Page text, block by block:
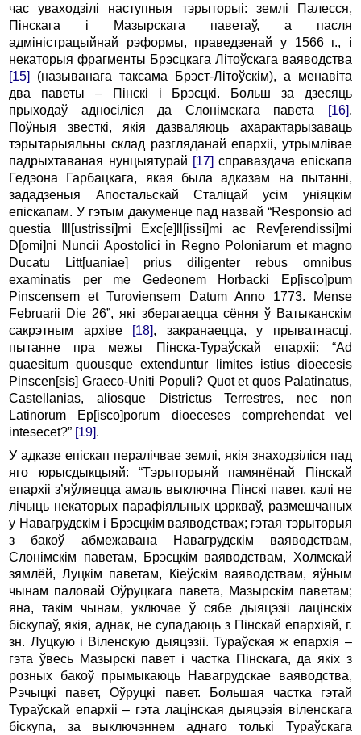
час уваходзілі наступныя тэрыторыі: землі Палесся,
Пінскага і Мазырскага паветаў, а пасля
адміністрацыйнай рэформы, праведзенай у 1566 г., і
некаторыя фрагменты Брэсцкага Літоўскага ваяводства
[15]
(называнага таксама Брэст-Літоўскім), а менавіта
два паветы – Пінскі і Брэсцкі. Больш за дзесяць
прыходаў адносіліся да Слонімскага павета
[16].
Поўныя звесткі, якія дазваляюць ахарактарызаваць
тэрытарыяльны склад разгляданай епархіі, утрымлівае
падрыхтаваная нунцыятурай [17] справаздача епіскапа
Гедэона Гарбацкага, якая была адказам на пытанні,
зададзеныя Апостальскай Сталіцай усім уніяцкім
епіскапам. У гэтым дакуменце пад назвай “Responsio ad
questia Ill[ustrissi]mi Exc[e]ll[issi]mi ac Rev[erendissi]mi
D[omi]ni Nuncii Apostolici in Regno Poloniarum et magno
Ducatu Litt[uaniae] prius diligenter rebus omnibus
examinatis per me Gedeonem Horbacki Ep[isco]pum
Pinscensem et Turoviensem Datum Anno 1773. Mense
Februarii Die 26”, які зберагаецца сёння ў Ватыканскім
сакрэтным архіве
[18], закранаецца, у прыватнасці,
пытанне пра межы Пінска-Тураўскай епархіі: “Ad
quaesitum quousque extenduntur limites istius dioecesis
Pinscen[sis] Graeco-Uniti Populi? Quot et quos Palatinatus,
Castellanias, aliosque Districtus Terrestres, nec non
Latinorum Ep[isco]porum dioeceses comprehendat vel
intesecet?” [19].
У адказе епіскап пералічвае землі, якія знаходзіліся пад
яго юрысдыкцыяй: “Тэрыторыяй памянёнай Пінскай
епархіі з’яўляецца амаль выключна Пінскі павет, калі не
лічыць некаторых парафіяльных цэркваў, размешчаных
у Навагрудскім і Брэсцкім ваяводствах; гэтая тэрыторыя
з бакоў абмежавана Навагрудскім ваяводствам,
Слонімскім паветам, Брэсцкім ваяводствам, Холмскай
зямлёй, Луцкім паветам, Кіеўскім ваяводствам, яўным
чынам паловай Оўруцкага павета, Мазырскім паветам;
яна, такім чынам, уключае ў сябе дыяцэзіі лацінскіх
біскупаў, якія, аднак, не супадаюць з Пінскай епархіяй, г.
зн. Луцкую і Віленскую дыяцэзіі. Тураўская ж епархія –
гэта ўвесь Мазырскі павет і частка Пінскага, да якіх з
розных бакоў прымыкаюць Навагрудскае ваяводства,
Рэчыцкі павет, Оўруцкі павет. Большая частка гэтай
Тураўскай епархіі – гэта лацінская дыяцэзія віленскага
біскупа, за выключэннем аднаго толькі Тураўскага